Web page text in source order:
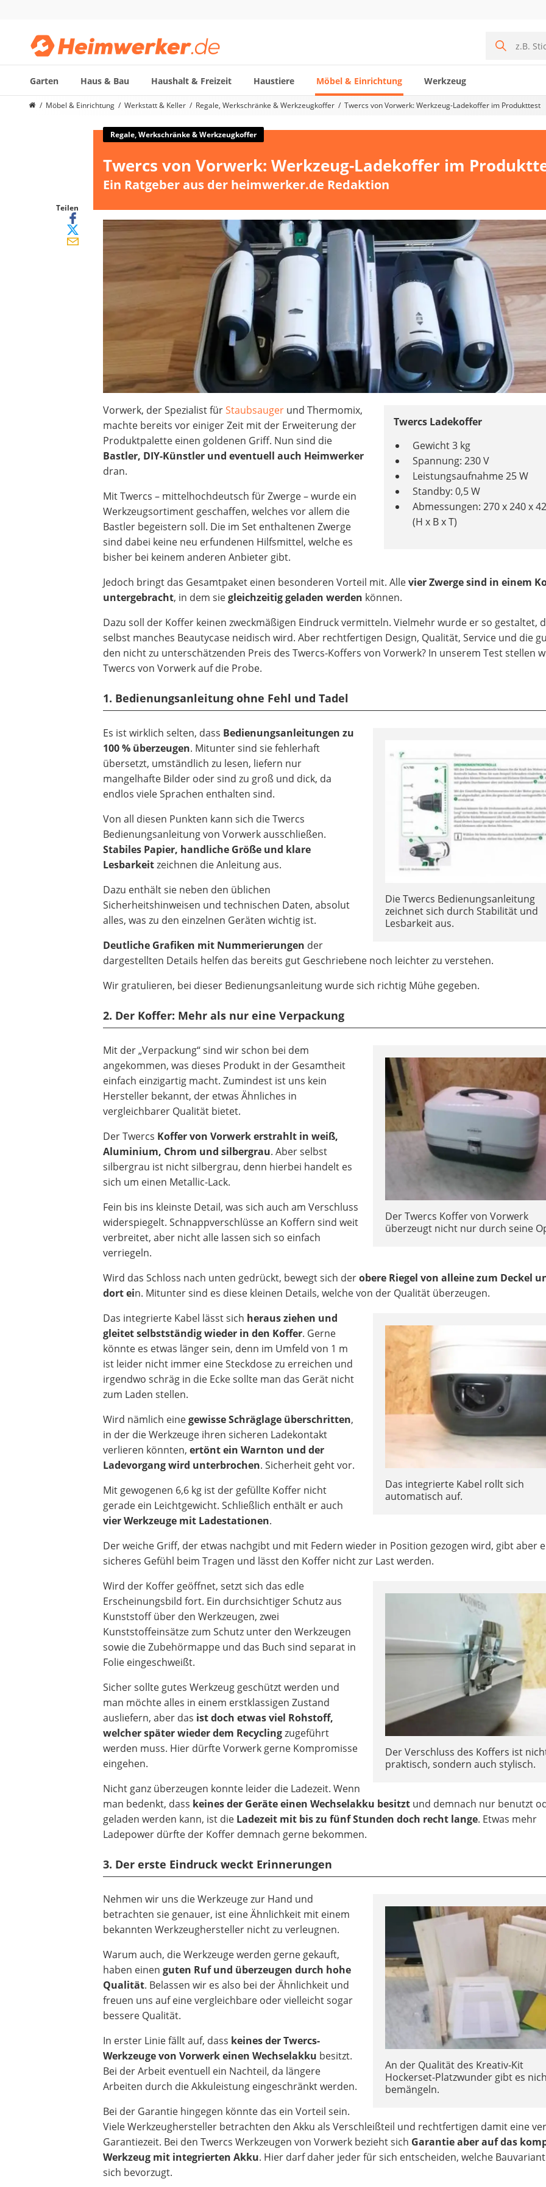
Garten Haus & Bau Haushalt & Freizeit Haustiere Möbel & Einrichtung Werkzeug
Die beliebtesten Vergleiche nach Kategorie
Spülrandloses WC
Daunendecken
Backofen
HiFi-Lautsprecher
LED-Feuchtraumleuchte
Decke mit Ärmeln
Sägekettenschärfgerät
Steckdosenradio
Möbel & Einrichtung Werkstatt & Keller Regale, Werkschränke & Werkzeugkoffer Twercs von Vorwerk: Werkzeug-Ladekoffer im Produkttest
Teilen
Regale, Werkschränke & Werkzeugkoffer
Twercs von Vorwerk: Werkzeug-Ladekoffer im
Ein Ratgeber aus der heimwerker.de Redaktion
Twercs Ladekoffer
Gewicht 3 kg
Spannung: 230 V
Leistungsaufnahme 25 W
Standby: 0,5 W
Abmessungen: 270 x 240 x
(H x B x T)
Vorwerk, der Spezialist fürStaubsauger und Thermomix,
machte bereits vor einiger Zeit mit der Erweiterung der
Produktpalette einen goldenen Griff. Nun sind die
Bastler, DIY-Künstler und eventuell auch Heimwerker
dran.
Mit Twercs – mittelhochdeutsch für Zwerge – wurde ein
Werkzeugsortiment geschaffen, welches vor allem die
Bastler begeistern soll. Die im Set enthaltenen Zwerge
sind dabei keine neu erfundenen Hilfsmittel, welche es
bisher bei keinem anderen Anbieter gibt.
Jedoch bringt das Gesamtpaket einen besonderen Vorteil mit. Allevier Zwerge sind in einem
untergebracht, in dem siegleichzeitig geladen werden können.
Dazu soll der Koffer keinen zweckmäßigen Eindruck vermitteln. Vielmehr wurde er so gestaltet,
selbst manches Beautycase neidisch wird. Aber rechtfertigen Design, Qualität, Service und die
den nicht zu unterschätzenden Preis des Twercs-Koffers von Vorwerk? In unserem Test stellen
Twercs von Vorwerk auf die Probe.
1. Bedienungsanleitung ohne Fehl und Tadel
Die Twercs Bedienungsanleitung
zeichnet sich durch Stabilität und
Lesbarkeit aus.
Es ist wirklich selten, dass Bedienungsanleitungen zu
100 % überzeugen. Mitunter sind sie fehlerhaft
übersetzt, umständlich zu lesen, liefern nur
mangelhafte Bilder oder sind zu groß und dick, da
endlos viele Sprachen enthalten sind.
Von all diesen Punkten kann sich die Twercs
Bedienungsanleitung von Vorwerk ausschließen.
Stabiles Papier, handliche Größe und klare
Lesbarkeitzeichnen die Anleitung aus.
Dazu enthält sie neben den üblichen
Sicherheitshinweisen und technischen Daten, absolut
alles, was zu den einzelnen Geräten wichtig ist.
Deutliche Grafiken mit Nummerierungen der
dargestellten Details helfen das bereits gut Geschriebene noch leichter zu verstehen.
Wir gratulieren, bei dieser Bedienungsanleitung wurde sich richtig Mühe gegeben.
2. Der Koffer: Mehr als nur eine Verpackung
Der Twercs Koffer von Vorwerk
überzeugt nicht nur durch seine
Mit der „Verpackung“ sind wir schon bei dem
angekommen, was dieses Produkt in der Gesamtheit
einfach einzigartig macht. Zumindest ist uns kein
Hersteller bekannt, der etwas Ähnliches in
vergleichbarer Qualität bietet.
Der Twercs Koffer von Vorwerk erstrahlt in weiß,
Aluminium, Chrom und silbergrau. Aber selbst
silbergrau ist nicht silbergrau, denn hierbei handelt es
sich um einen Metallic-Lack.
Fein bis ins kleinste Detail, was sich auch am Verschluss
widerspiegelt. Schnappverschlüsse an Koffern sind weit
verbreitet, aber nicht alle lassen sich so einfach
verriegeln.
Wird das Schloss nach unten gedrückt, bewegt sich derobere Riegel von alleine zum Deckel
dort ein. Mitunter sind es diese kleinen Details, welche von der Qualität überzeugen.
Das integrierte Kabel rollt sich
automatisch auf.
Das integrierte Kabel lässt sich heraus ziehen und
gleitet selbstständigwieder in den Koffer. Gerne
könnte es etwas länger sein, denn im Umfeld von 1 m
ist leider nicht immer eine Steckdose zu erreichen und
irgendwo schräg in die Ecke sollte man das Gerät nicht
zum Laden stellen.
Wird nämlich einegewisse Schräglage überschritten,
in der die Werkzeuge ihren sicheren Ladekontakt
verlieren könnten, ertönt ein Warnton und der
Ladevorgang wird unterbrochen. Sicherheit geht vor.
Mit gewogenen 6,6 kg ist der gefüllte Koffer nicht
gerade ein Leichtgewicht. Schließlich enthält er auch
vier Werkzeuge mit Ladestationen.
Der weiche Griff, der etwas nachgibt und mit Federn wieder in Position gezogen wird, gibt aber
sicheres Gefühl beim Tragen und lässt den Koffer nicht zur Last werden.
Der Verschluss des Koffers ist
praktisch, sondern auch stylisch.
Wird der Koffer geöffnet, setzt sich das edle
Erscheinungsbild fort. Ein durchsichtiger Schutz aus
Kunststoff über den Werkzeugen, zwei
Kunststoffeinsätze zum Schutz unter den Werkzeugen
sowie die Zubehörmappe und das Buch sind separat in
Folie eingeschweißt.
Sicher sollte gutes Werkzeug geschützt werden und
man möchte alles in einem erstklassigen Zustand
ausliefern, aber das ist doch etwas viel Rohstoff,
welcher später wieder dem Recyclingzugeführt
werden muss. Hier dürfte Vorwerk gerne Kompromisse
eingehen.
Nicht ganz überzeugen konnte leider die Ladezeit. Wenn
man bedenkt, dass keines der Geräte einen Wechselakku besitzt und demnach nur benutzt
geladen werden kann, ist die Ladezeit mit bis zu fünf Stunden doch recht lange. Etwas mehr
Ladepower dürfte der Koffer demnach gerne bekommen.
3. Der erste Eindruck weckt Erinnerungen
An der Qualität des Kreativ-Kit
Hockerset-Platzwunder gibt es
bemängeln.
Nehmen wir uns die Werkzeuge zur Hand und
betrachten sie genauer, ist eine Ähnlichkeit mit einem
bekannten Werkzeughersteller nicht zu verleugnen.
Warum auch, die Werkzeuge werden gerne gekauft,
haben einenguten Ruf und überzeugen durch hohe
Qualität. Belassen wir es also bei der Ähnlichkeit und
freuen uns auf eine vergleichbare oder vielleicht sogar
bessere Qualität.
In erster Linie fällt auf, dass keines der Twercs-
Werkzeuge von Vorwerk einen Wechselakku besitzt.
Bei der Arbeit eventuell ein Nachteil, da längere
Arbeiten durch die Akkuleistung eingeschränkt werden.
Bei der Garantie hingegen könnte das ein Vorteil sein.
Viele Werkzeughersteller betrachten den Akku als Verschleißteil und rechtfertigen damit eine
Garantiezeit. Bei den Twercs Werkzeugen von Vorwerk bezieht sich Garantie aber auf das
Werkzeug mit integrierten Akku. Hier darf daher jeder für sich entscheiden, welche
sich bevorzugt.